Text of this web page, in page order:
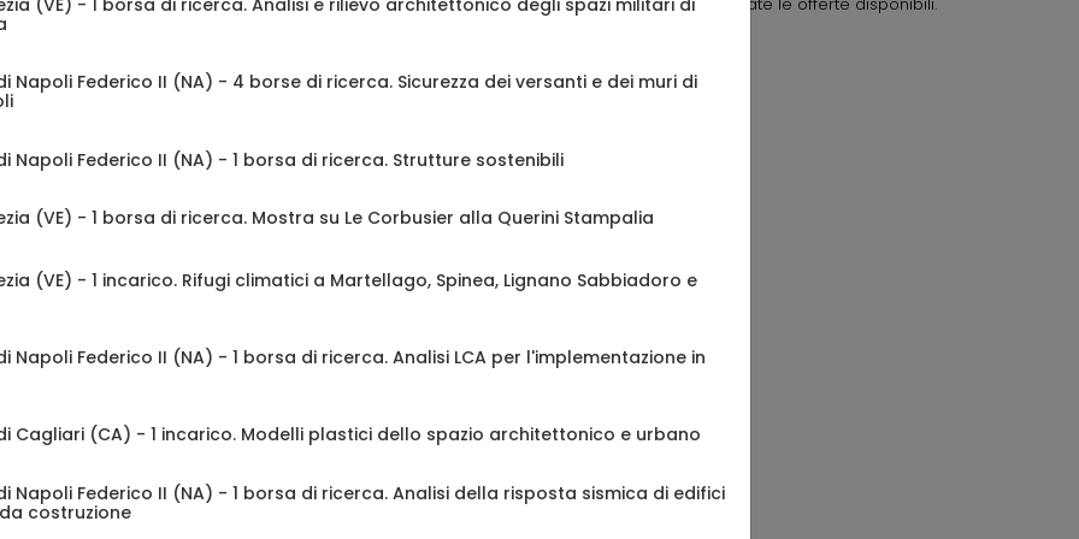
supporto al progetto "CIVIS"
per titoli, per il conferimento di un contratto di lavoro
percettore)
preparazione di
e ricerca dottorale CIVIS.
Progettazione Tecnologica Ambientale
OFFERTE DI LAVORO
(VE) - 1 borsa di ricerca. Analisi e rilievo architettonico degli spazi militari di
Napoli Federico II (NA) - 4 borse di ricerca. Sicurezza dei versanti e dei muri di
Napoli Federico II (NA) - 1 borsa di ricerca. Strutture sostenibili
(VE) - 1 borsa di ricerca. Mostra su Le Corbusier alla Querini Stampalia
(VE) - 1 incarico. Rifugi climatici a Martellago, Spinea, Lignano Sabbiadoro e
Napoli Federico II (NA) - 1 borsa di ricerca. Analisi LCA per l'implementazione in
Cagliari (CA) - 1 incarico. Modelli plastici dello spazio architettonico e urbano
Napoli Federico II (NA) - 1 borsa di ricerca. Analisi della risposta sismica di edifici
costruzione